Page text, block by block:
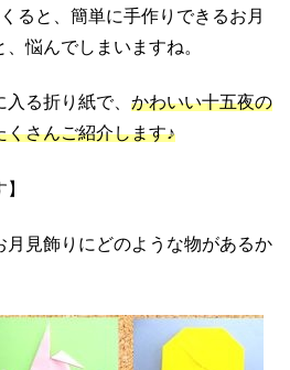
ると、簡単に手作りできるお月
悩んでしまいますね。
る折り紙で、 かわいい十五夜の
くさんご紹介します♪
月見飾りにどのような物があるか